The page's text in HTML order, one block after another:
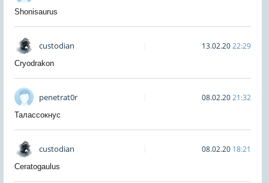
Shonisaurus
custodian 13.02.2022:29
Cryodrakon
penetrat0r 08.02.2021:32
Талассокнус
custodian 08.02.20 18:21
Ceratogaulus